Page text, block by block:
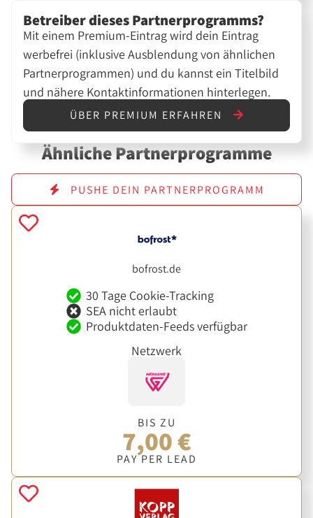
Betreiber dieses Partnerprogramms?
Mit einem Premium-Eintrag wird dein Eintrag
werbefrei (inklusive Ausblendung von ähnlichen
Partnerprogrammen) und du kannst ein Titelbild
und nähere Kontaktinformationen hinterlegen.
ÜBER PREMIUM ERFAHREN
Ähnliche Partnerprogramme
PUSHE DEIN PARTNERPROGRAMM
bofrost.de
30 Tage Cookie-Tracking
SEA nicht erlaubt
Produktdaten-Feeds verfügbar
Netzwerk
BIS ZU
7,00 €
PAY PER LEAD